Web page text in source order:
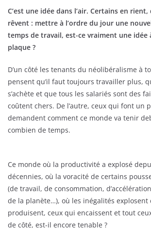
C’est une idée dans l’air. Certains en rient,
rêvent : mettre à l’ordre du jour une
temps de travail, est-ce vraiment une idée
plaque ?
D’un côté les tenants du néolibéralisme à
pensent qu’il faut toujours travailler plus,
s’achète et que tous les salariés sont des
coûtent chers. De l’autre, ceux qui font un
demandent comment ce monde va tenir
combien de temps.
Ce monde où la productivité a explosé
décennies, où la voracité de certains
(de travail, de consommation,
de la planète…), où les inégalités explosent
produisent, ceux qui encaissent et tout
de côté, est-il encore tenable ?